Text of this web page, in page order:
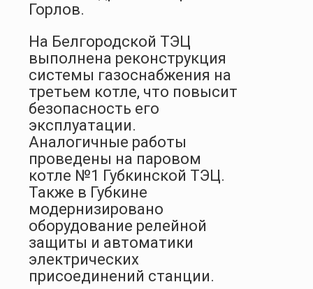
Горлов.
На Белгородской ТЭЦ
выполнена реконструкция
системы газоснабжения на
третьем котле, что повысит
безопасность его
эксплуатации.
Аналогичные работы
проведены на паровом
котле №1 Губкинской ТЭЦ.
Также в Губкине
модернизировано
оборудование релейной
защиты и автоматики
электрических
присоединений станции.